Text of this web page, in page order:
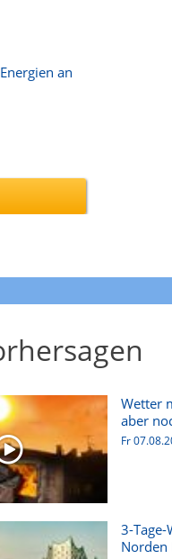
an
Wetter
aber
Fr
3-
Norden